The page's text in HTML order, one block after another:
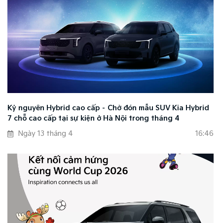
Kỷ nguyên Hybrid cao cấp – Chờ đón mẫu SUV Kia Hybrid
7 chỗ cao cấp tại sự kiện ở Hà Nội trong tháng 4
Ngày 13 tháng 4
16:46